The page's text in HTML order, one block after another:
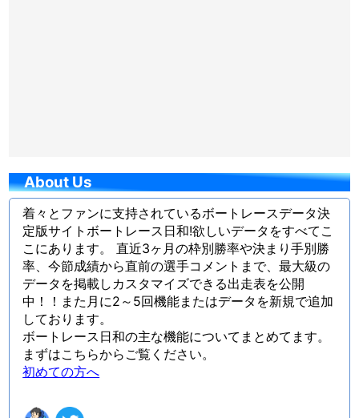
About Us
着々とファンに支持されているボートレースデータ決
定版サイトボートレース日和!欲しいデータをすべてこ
こにあります。 直近3ヶ月の枠別勝率や決まり手別勝
率、今節成績から直前の選手コメントまで、最大級の
データを掲載しカスタマイズできる出走表を公開
中！！また月に2～5回機能またはデータを新規で追加
しております。
ボートレース日和の主な機能についてまとめてます。
まずはこちらからご覧ください。
初めての方へ